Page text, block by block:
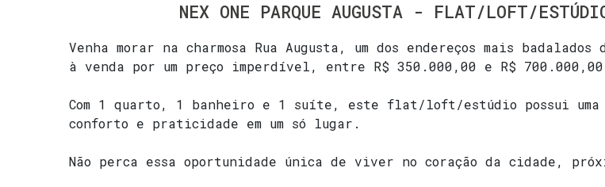
NEX ONE PARQUE AUGUSTA - FLAT/LOFT/
Venha morar na charmosa Rua Augusta, um dos endereços mais
à venda por um preço imperdível, entre R$ 350.000,00 e R$
Com 1 quarto, 1 banheiro e 1 suíte, este flat/loft/estúdio possui
conforto e praticidade em um só lugar.
Não perca essa oportunidade única de viver no coração da cidade,